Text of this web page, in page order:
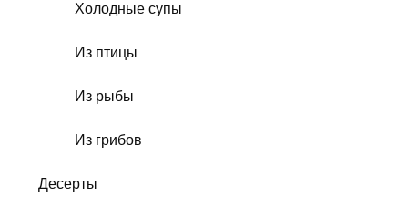
Холодные супы
Из птицы
Из рыбы
Из грибов
Десерты